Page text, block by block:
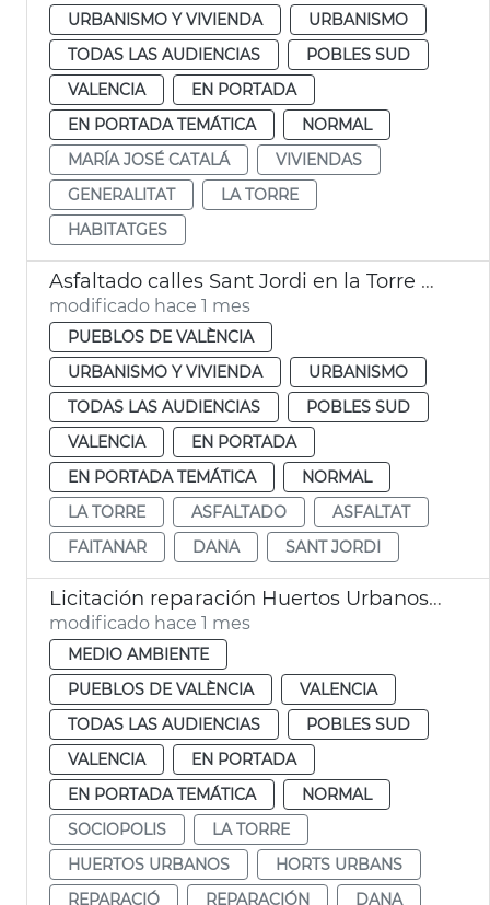
URBANISMO Y VIVIENDA
URBANISMO
TODAS LAS AUDIENCIAS
POBLES SUD
VALENCIA
EN PORTADA
EN PORTADA TEMÁTICA
NORMAL
MARÍA JOSÉ CATALÁ
VIVIENDAS
GENERALITAT
LA TORRE
HABITATGES
Asfaltado calles Sant Jordi en la Torre València
modificado hace 1 mes
PUEBLOS DE VALÈNCIA
URBANISMO Y VIVIENDA
URBANISMO
TODAS LAS AUDIENCIAS
POBLES SUD
VALENCIA
EN PORTADA
EN PORTADA TEMÁTICA
NORMAL
LA TORRE
ASFALTADO
ASFALTAT
FAITANAR
DANA SANT JORDI
Licitación reparación Huertos Urbanos Sociópolis
modificado hace 1 mes
MEDIO AMBIENTE
PUEBLOS DE VALÈNCIA
VALENCIA
TODAS LAS AUDIENCIAS
POBLES SUD
VALENCIA
EN PORTADA
EN PORTADA TEMÁTICA
NORMAL
SOCIOPOLIS
LA TORRE
HUERTOS URBANOS
HORTS URBANS
REPARACIÓ
REPARACIÓN DANA